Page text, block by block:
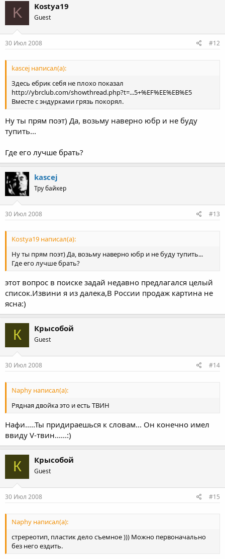
K Kostya19
Guest
30 Июл 2008 #12
kascej написал(а):
Здесь ебрик себя не плохо показал
http://ybrclub.com/showthread.php?t=...5+%EF%EE%EB%E5
Вместе с эндурками грязь покорял.
Ну ты прям поэт) Да, возьму наверно юбр и не буду
тупить...
Где его лучше брать?
kascej
Тру байкер
30 Июл 2008 #13
Kostya19 написал(а):
Ну ты прям поэт) Да, возьму наверно юбр и не буду тупить...
Где его лучше брать?
этот вопрос в поиске задай недавно предлагался целый
список.Извини я из далека,В России продаж картина не
ясна:)
К Крысобой
Guest
30 Июл 2008 #14
Naphy написал(а):
Рядная двойка это и есть ТВИН
Нафи.....Ты придираешься к словам... Он конечно имел
ввиду V-твин......:)
К Крысобой
Guest
30 Июл 2008 #15
Naphy написал(а):
стререотип, пластик дело съемное ))) Можно первоначально
без него ездить.